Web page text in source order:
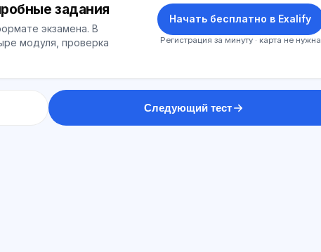
задания
экзамена. В
модуля, проверка
Начать бесплатно в Exalify
Регистрация за минуту · карта не нужна
Следующий тест